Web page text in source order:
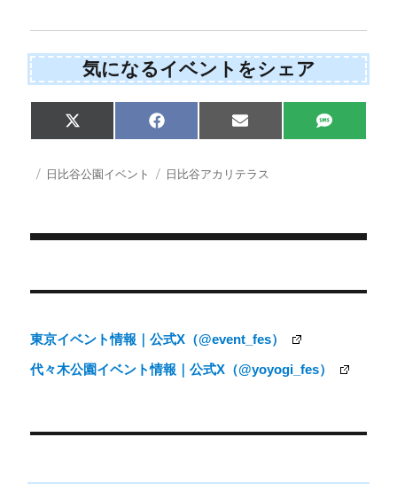
気になるイベントをシェア
Share
on
X
(
w
i
r
Share
on
F
a
e
b
Share
on
E
m
i
l
Share
on
S
M
投 カ
日比谷公園イベント
タ
日比谷アカリテラス
稿
ビ
ゲ
シ
東京イベント情報｜公式X（@event_fes）
代々木公園イベント情報｜公式X（@yoyogi_fes）